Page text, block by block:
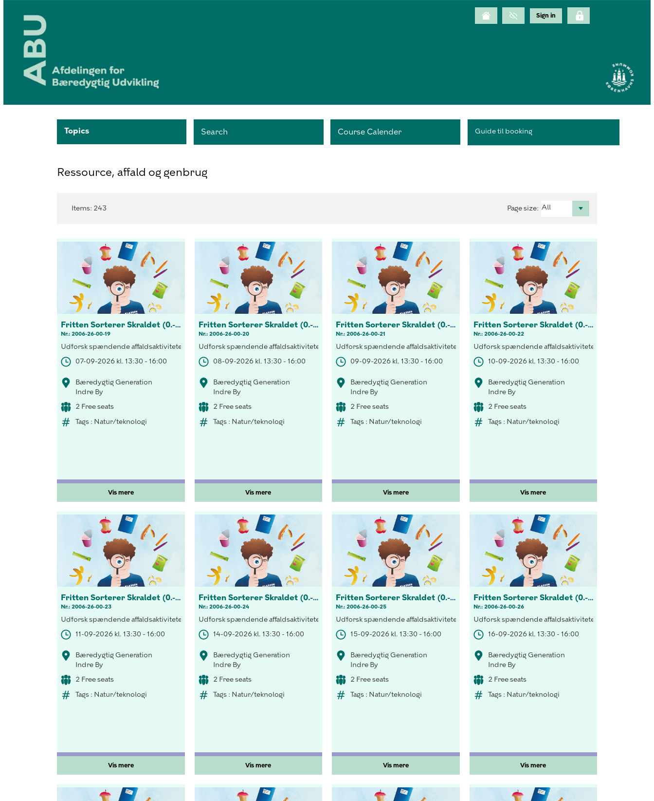
Topics Search Course Calender Guide til booking
Ressource, affald og genbrug
Items: 243 Page size:
Fritten Sorterer Skraldet (0.-3 kl.)
Nr.: 2006-26-00-19
Udforsk spændende affaldsaktiviteter! Opdag vigtigheden af korrekt sortering både indenfor og udenfor klasseværelset.
07-09-2026 kl. 13:30 - 16:00
Bæredygtig Generation
Indre By
2 Free seats
Tags : Natur/teknologi
Vis mere
Fritten Sorterer Skraldet (0.-3 kl.)
Nr.: 2006-26-00-20
Udforsk spændende affaldsaktiviteter! Opdag vigtigheden af korrekt sortering både indenfor og udenfor klasseværelset.
08-09-2026 kl. 13:30 - 16:00
Bæredygtig Generation
Indre By
2 Free seats
Tags : Natur/teknologi
Vis mere
Fritten Sorterer Skraldet (0.-3 kl.)
Nr.: 2006-26-00-21
Udforsk spændende affaldsaktiviteter! Opdag vigtigheden af korrekt sortering både indenfor og
09-09-2026 kl. 13:30 - 16:00
Bæredygtig Generation
Indre By
2 Free seats
Tags : Natur/teknologi
Vis mere
Fritten Sorterer Skraldet (0.-3 kl.)
Nr.: 2006-26-00-22
Udforsk spændende affaldsaktiviteter! Opdag
10-09-2026 kl. 13:30 - 16:00
Bæredygtig Generation
Indre By
2 Free seats
Tags : Natur/teknologi
Vis mere
Fritten Sorterer Skraldet (0.-3 kl.)
Nr.: 2006-26-00-23
Udforsk spændende affaldsaktiviteter! Opdag vigtigheden af korrekt sortering både indenfor og udenfor klasseværelset.
11-09-2026 kl. 13:30 - 16:00
Bæredygtig Generation
Indre By
2 Free seats
Tags : Natur/teknologi
Vis mere
Fritten Sorterer Skraldet (0.-3 kl.)
Nr.: 2006-26-00-24
Udforsk spændende affaldsaktiviteter! Opdag vigtigheden af korrekt sortering både indenfor og udenfor klasseværelset.
14-09-2026 kl. 13:30 - 16:00
Bæredygtig Generation
Indre By
2 Free seats
Tags : Natur/teknologi
Vis mere
Fritten Sorterer Skraldet (0.-3 kl.)
Nr.: 2006-26-00-25
Udforsk spændende affaldsaktiviteter! Opdag vigtigheden af korrekt sortering både indenfor og
15-09-2026 kl. 13:30 - 16:00
Bæredygtig Generation
Indre By
2 Free seats
Tags : Natur/teknologi
Vis mere
Fritten Sorterer Skraldet (0.-3 kl.)
Nr.: 2006-26-00-26
Udforsk spændende affaldsaktiviteter! Opdag
16-09-2026 kl. 13:30 - 16:00
Bæredygtig Generation
Indre By
2 Free seats
Tags : Natur/teknologi
Vis mere